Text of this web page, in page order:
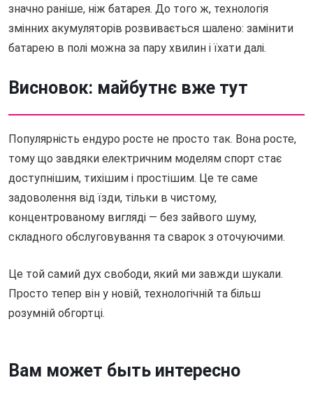
значно раніше, ніж батарея. До того ж, технологія
змінних акумуляторів розвивається шалено: замінити
батарею в полі можна за пару хвилин і їхати далі.
Висновок: майбутнє вже тут
Популярність ендуро росте не просто так. Вона росте,
тому що завдяки електричним моделям спорт стає
доступнішим, тихішим і простішим. Це те саме
задоволення від їзди, тільки в чистому,
концентрованому вигляді — без зайвого шуму,
складного обслуговування та сварок з оточуючими.
Це той самий дух свободи, який ми завжди шукали.
Просто тепер він у новій, технологічній та більш
розумній обгортці.
Вам может быть интересно